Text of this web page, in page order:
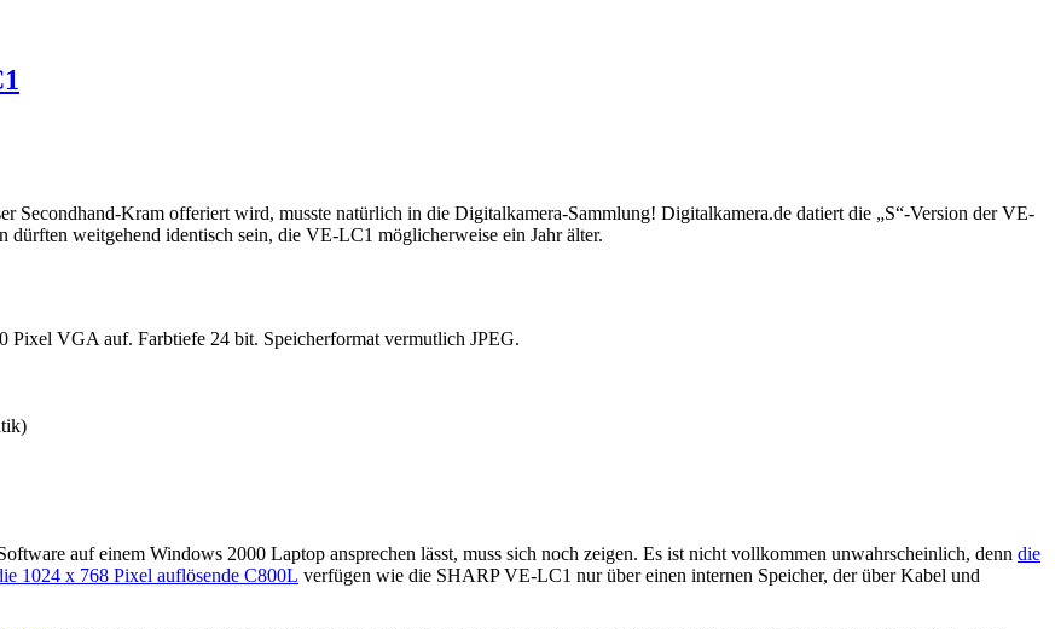
Secondhand-Kram offeriert wird, musste natürlich in die Digitalkamera-Sammlung! Digitalkamera.de datiert die „S“-Version der VE-
weitgehend identisch sein, die VE-LC1 möglicherweise ein Jahr älter.
VGA auf. Farbtiefe 24 bit. Speicherformat vermutlich JPEG.
auf einem Windows 2000 Laptop ansprechen lässt, muss sich noch zeigen. Es ist nicht vollkommen unwahrscheinlich, denn die
1024 x 768 Pixel auflösende C800L verfügen wie die SHARP VE-LC1 nur über einen internen Speicher, der über Kabel und